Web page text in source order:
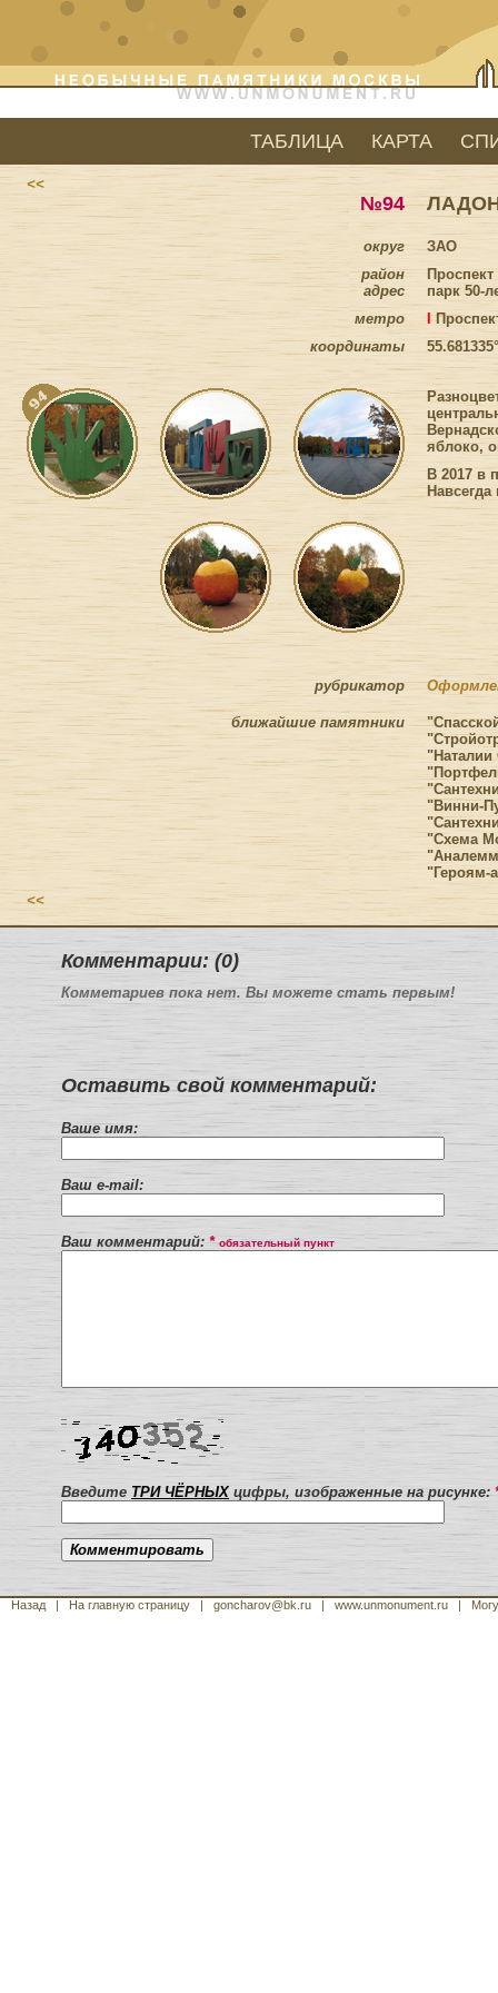
ТАБЛИЦА КАРТА
<<
№94
округ
район
адрес
метро
координаты
ЗАО
парк 50-
яблоко,
В 2017 в
рубрикатор
ближайшие памятники
"Винни-
"Схема
"Героям-
<<
Комментарии: (0)
Комметариев пока нет. Вы можете стать первым!
Оставить свой комментарий:
Ваше имя:
Ваш e-mail:
Ваш комментарий: * обязательный пункт
Введите ТРИ ЧЁРНЫХ цифры, изображенные на рисунке:
Назад | На главную страницу | goncharov@bk.ru | www.unmonument.ru |